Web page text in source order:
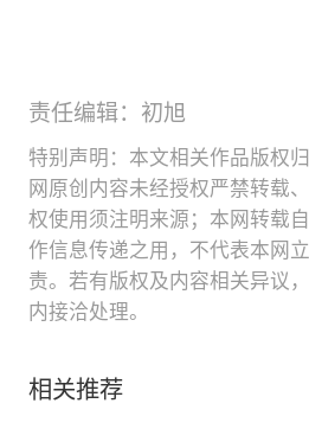
责任编辑：初旭
特别声明：本文相关作品版权
网原创内容未经授权严禁转载
权使用须注明来源；本网转载
作信息传递之用，不代表本网
责。若有版权及内容相关异议
内接洽处理。
相关推荐